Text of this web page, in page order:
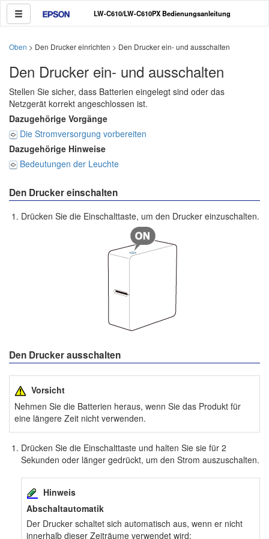
LW-C610/LW-C610PX Bedienungsanleitung
Oben > Den Drucker einrichten > Den Drucker ein- und ausschalten
Den Drucker ein- und ausschalten
Stellen Sie sicher, dass Batterien eingelegt sind oder das
Netzgerät korrekt angeschlossen ist.
Dazugehörige Vorgänge
Die Stromversorgung vorbereiten
Dazugehörige Hinweise
Bedeutungen der Leuchte
Den Drucker einschalten
Drücken Sie die Einschalttaste, um den Drucker einzuschalten.
Den Drucker ausschalten
Vorsicht
Nehmen Sie die Batterien heraus, wenn Sie das Produkt für
eine längere Zeit nicht verwenden.
Drücken Sie die Einschalttaste und halten Sie sie für 2
Sekunden oder länger gedrückt, um den Strom auszuschalten.
Hinweis
Abschaltautomatik
Der Drucker schaltet sich automatisch aus, wenn er nicht
innerhalb dieser Zeiträume verwendet wird: